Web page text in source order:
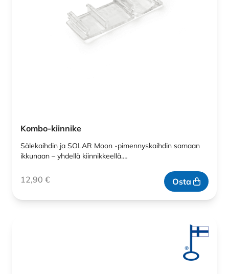
Kombo-kiinnike
Sälekaihdin ja SOLAR Moon -pimennyskaihdin samaan
ikkunaan – yhdellä kiinnikkeellä.…
12,90 € Osta